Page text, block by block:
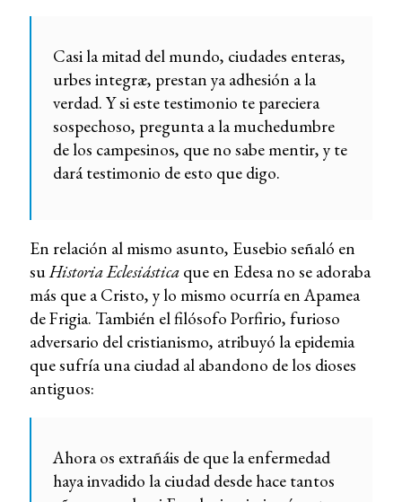
Casi la mitad del mundo, ciudades enteras,
urbes integræ, prestan ya adhesión a la
verdad. Y si este testimonio te pareciera
sospechoso, pregunta a la muchedumbre
de los campesinos, que no sabe mentir, y te
dará testimonio de esto que digo.
En relación al mismo asunto, Eusebio señaló en
suHistoria Eclesiásticaque en Edesa no se adoraba
más que a Cristo, y lo mismo ocurría en Apamea
de Frigia. También el filósofo Porfirio, furioso
adversario del cristianismo, atribuyó la epidemia
que sufría una ciudad al abandono de los dioses
antiguos:
Ahora os extrañáis de que la enfermedad
haya invadido la ciudad desde hace tantos